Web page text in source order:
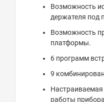
Возможность
держателя под
Возможность
платформы.
6 программ
9
Настраиваемая
работы